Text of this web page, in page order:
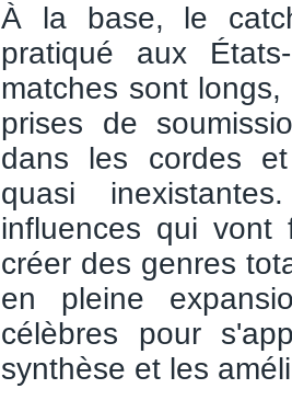
À la base, le
pratiqué aux
matches sont
prises de
dans les cordes
quasi
influences qui vont
créer des genres
en pleine
célèbres pour
synthèse et les